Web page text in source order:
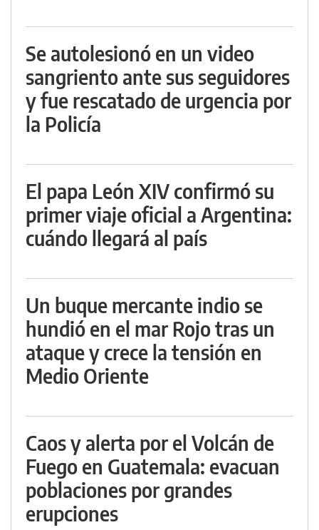
Se autolesionó en un video
sangriento ante sus seguidores
y fue rescatado de urgencia por
la Policía
El papa León XIV confirmó su
primer viaje oficial a Argentina:
cuándo llegará al país
Un buque mercante indio se
hundió en el mar Rojo tras un
ataque y crece la tensión en
Medio Oriente
Caos y alerta por el Volcán de
Fuego en Guatemala: evacuan
poblaciones por grandes
erupciones